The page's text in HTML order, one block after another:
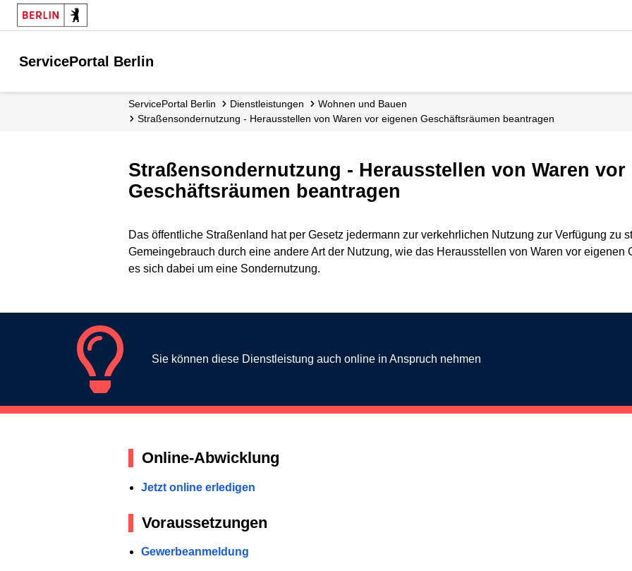
ServicePortal Berlin
ServicePortal Berlin Dienstleistungen
Wohnen und Bauen
Straßensondernutzung - Herausstellen von Waren vor eigenen Geschäftsräumen beantragen
Straßensondernutzung - Herausstellen von Waren vor
Geschäftsräumen beantragen
Das öffentliche Straßenland hat per Gesetz jedermann zur verkehrlichen Nutzung zur Verfügung zu
Gemeingebrauch durch eine andere Art der Nutzung, wie das Herausstellen von Waren vor eigenen
es sich dabei um eine Sondernutzung.
Sie können diese Dienstleistung auch online in Anspruch nehmen
Online-Abwicklung
Jetzt online erledigen
Voraussetzungen
Gewerbeanmeldung